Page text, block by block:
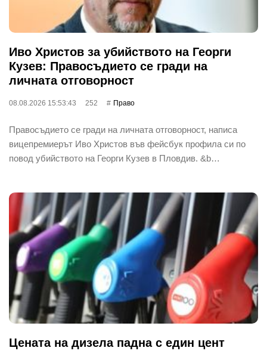
Иво Христов за убийството на Георги
Кузев: Правосъдието се гради на
личната отговорност
08.08.2026 15:53:43 252 Право
Правосъдието се гради на личната отговорност, написа
вицепремиерът Иво Христов във фейсбук профила си по
повод убийството на Георги Кузев в Пловдив. &b…
Цената на дизела падна с един цент